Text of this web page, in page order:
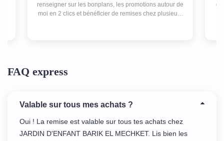
renseigner sur les bonplans, les promotions autour de
moi en 2 clics et bénéficier de remises chez plusieurs
FAQ express
Valable sur tous mes achats ?
Oui ! La remise est valable sur tous tes achats chez
JARDIN D'ENFANT BARIK EL MECHKET. Lis bien les